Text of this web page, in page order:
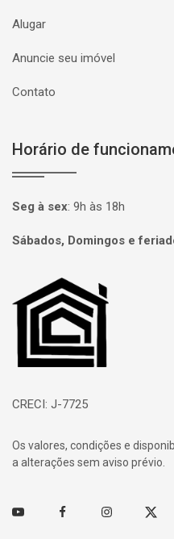
Alugar
Anuncie seu imóvel
Contato
Horário de
Seg à sex: 9h às 18h
Sábados, Domingos e
Página inicial
CRECI: J-7725
Os valores, condições e
a alterações sem aviso prévio.
Youtube FacebookInstagramTwitter